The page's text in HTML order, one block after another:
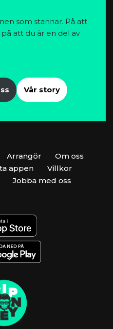
som stannar. På att
att du är en del av
Vår story
Arrangör
Om oss
appen
Villkor
Jobba med oss